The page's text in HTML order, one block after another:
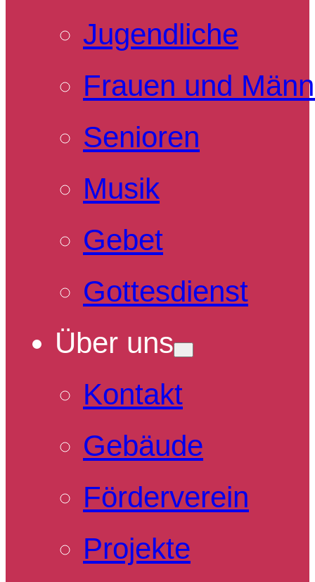
Jugendliche
Frauen und
Senioren
Musik
Gebet
Gottesdienst
Über uns
Kontakt
Gebäude
Förderverein
Projekte